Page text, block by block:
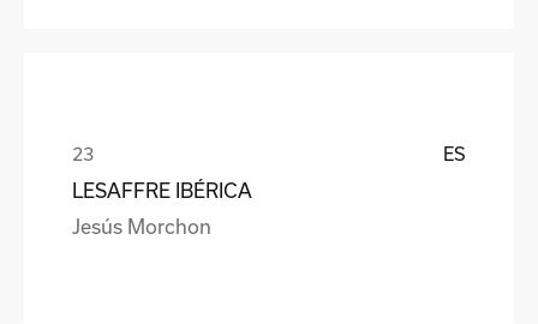
ES
LESAFFRE IBÉRICA
Jesús Morchon